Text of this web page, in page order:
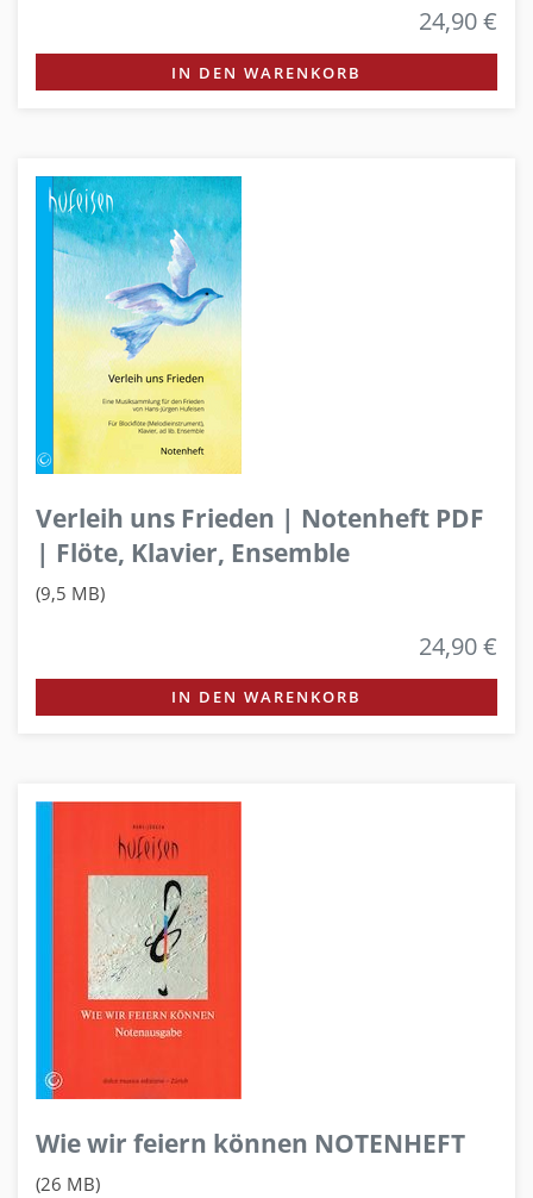
24,90 €
IN DEN WARENKORB
Verleih uns Frieden | Notenheft PDF
| Flöte, Klavier, Ensemble
(9,5 MB)
24,90 €
IN DEN WARENKORB
Wie wir feiern können NOTENHEFT
(26 MB)